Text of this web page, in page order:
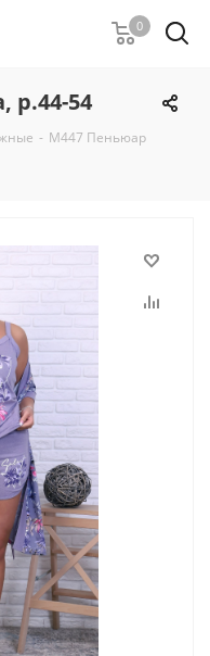
0
р.44-54
- М447 Пеньюар